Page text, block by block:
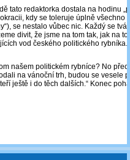
tato redaktorka dostala na hodinu
kdy se toleruje úplně všechno
se nestalo vůbec nic. Každý se
divit, že jsme na tom tak, jak na
vod českého politického rybníka.
našem politickém rybníce? No
na vánoční trh, budou se vesele
ještě i do těch dalších.“ Konec